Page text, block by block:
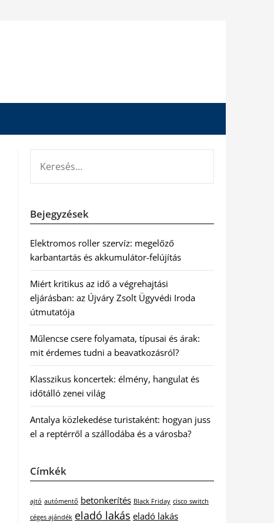
Bejegyzések
Elektromos roller szervíz: megelőző
karbantartás és akkumulátor-felújítás
Miért kritikus az idő a végrehajtási
eljárásban: az Újváry Zsolt Ügyvédi Iroda
útmutatója
Műlencse csere folyamata, típusai és árak:
mit érdemes tudni a beavatkozásról?
Klasszikus koncertek: élmény, hangulat és
időtálló zenei világ
Antalya közlekedése turistaként: hogyan juss
el a reptérről a szállodába és a városba?
Címkék
ajtó autómentő betonkerítés Black Friday cisco switch
céges ajándék eladó lakás eladó lakás